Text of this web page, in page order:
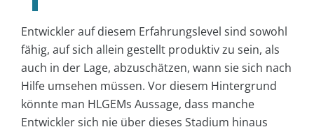
Entwickler auf diesem Erfahrungslevel sind sowohl
fähig, auf sich allein gestellt produktiv zu sein, als
auch in der Lage, abzuschätzen, wann sie sich nach
Hilfe umsehen müssen. Vor diesem Hintergrund
könnte man HLGEMs Aussage, dass manche
Entwickler sich nie über dieses Stadium hinaus